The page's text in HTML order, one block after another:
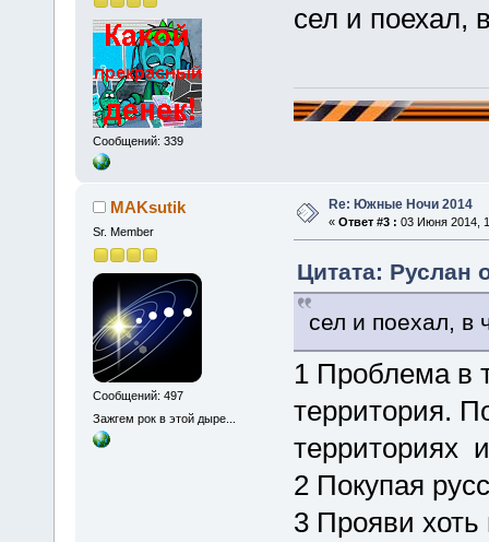
Сообщений: 339
сел и поехал,
MAKsutik
Sr. Member
Сообщений: 497
Зажгем рок в этой дыре...
Re: Южные Ночи 2014
« Ответ #3 : 03 Июня 2014,
Цитата: Руслан
сел и поехал, в
1 Проблема в
территория.
территориях
2 Покупая
3 Прояви хоть